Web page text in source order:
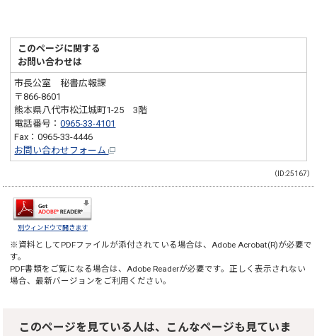
このページに関する
お問い合わせは
市長公室 秘書広報課
〒866-8601
熊本県八代市松江城町1-25 3階
電話番号：0965-33-4101
Fax：0965-33-4446
お問い合わせフォーム
（ID:25167）
別ウィンドウで開きます
※資料としてPDFファイルが添付されている場合は、 Adobe Acrobat(R)が必要で
す。
PDF書類をご覧になる場合は、 Adobe Readerが必要です。正しく表示されない
場合、最新バージョンをご利用ください。
このページを見ている人は、こんなページも見ていま